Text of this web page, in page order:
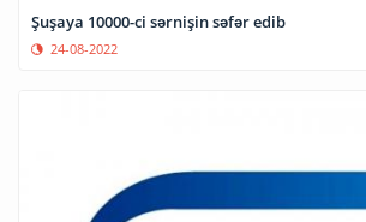
Şuşaya 10000-ci sərnişin səfər edib
24-08-2022